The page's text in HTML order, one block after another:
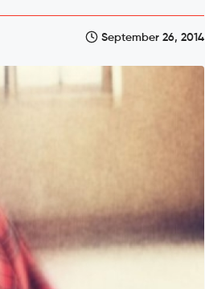
September 26, 2014